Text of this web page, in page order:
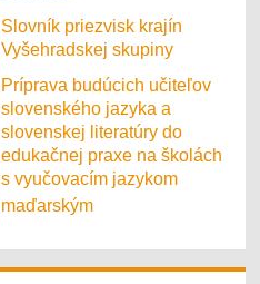
Slovník priezvisk krajín
Vyšehradskej skupiny
Príprava budúcich učiteľov
slovenského jazyka a
slovenskej literatúry do
edukačnej praxe na školách
s vyučovacím jazykom
maďarským